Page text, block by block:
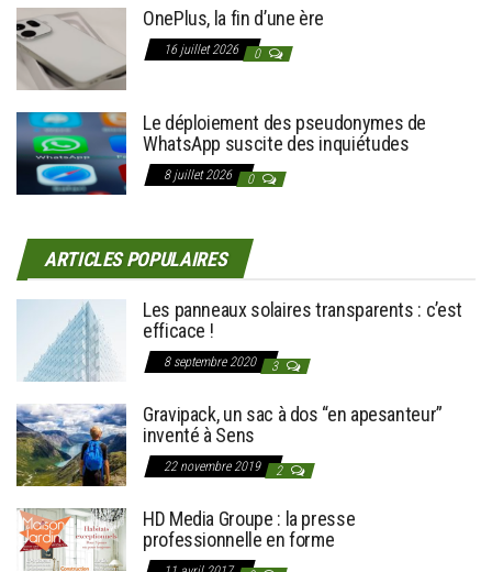
OnePlus, la fin d’une ère
16 juillet 2026 0
Le déploiement des pseudonymes de
WhatsApp suscite des inquiétudes
8 juillet 2026 0
ARTICLES POPULAIRES
Les panneaux solaires transparents : c’est
efficace !
8 septembre 2020 3
Gravipack, un sac à dos “en apesanteur”
inventé à Sens
22 novembre 2019 2
HD Media Groupe : la presse
professionnelle en forme